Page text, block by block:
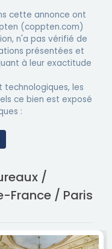
cette annonce ont
(coppten.com)
n'a pas vérifié de
présentées et
à leur exactitude
technologiques, les
ce bien est exposé
:
/
France / Paris